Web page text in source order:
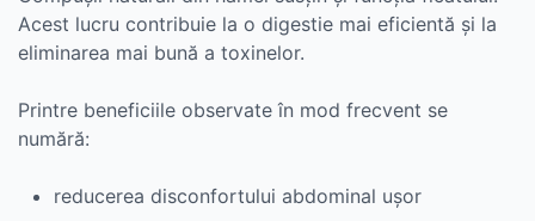
Acest lucru contribuie la o digestie mai eficientă și la
eliminarea mai bună a toxinelor.
Printre beneficiile observate în mod frecvent se
numără:
reducerea disconfortului abdominal ușor